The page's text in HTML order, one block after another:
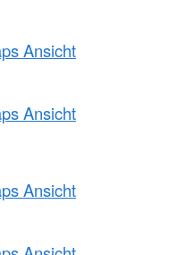
Ansicht
Ansicht
Ansicht